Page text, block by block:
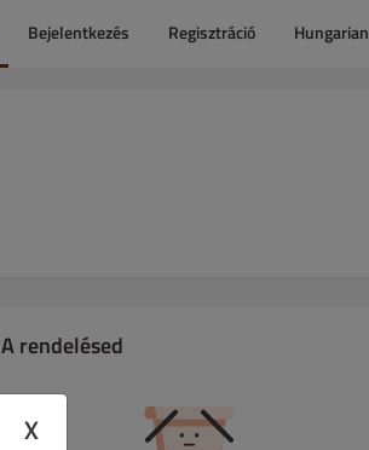
Bejelentkezés Regisztráció Hungarian
A rendelésed
X